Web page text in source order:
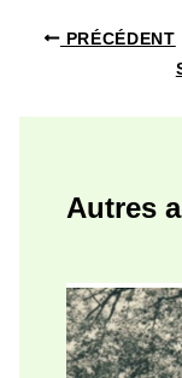
PRÉCÉDENT
Autres